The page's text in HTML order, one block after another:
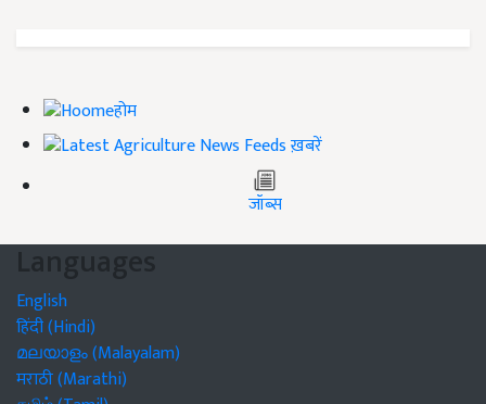
होम
ख़बरें
जॉब्स
Languages
English
हिंदी (Hindi)
മലയാളം (Malayalam)
मराठी (Marathi)